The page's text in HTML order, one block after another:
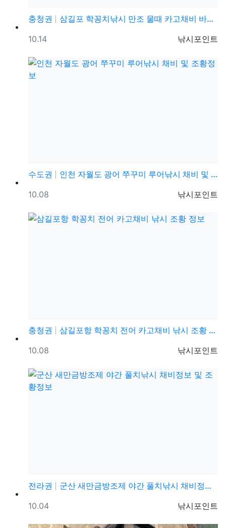
충청권
삼길포 학꽁치낚시 만조 물때 카고채비 바다낚시 조황정보
등록자
낚시포인트
등록일
10.14
수도권
인천 자월도 광어 쭈꾸미 루어낚시 채비 및 조황정보
등록자
낚시포인트
등록일
10.08
충청권
삼길포항 학꽁치 전어 카고채비 낚시 조황 정보
등록자
낚시포인트
등록일
10.08
전라권
군산 새만금방조제 야간 풀치낚시 채비정보 및 조황정보
등록자
낚시포인트
등록일
10.04